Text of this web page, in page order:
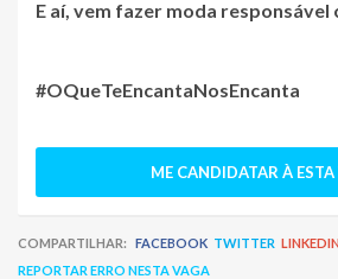
E aí, vem fazer moda responsável
#OQueTeEncantaNosEncanta
ME CANDIDATAR À
COMPARTILHAR: FACEBOOK TWITTER LINKEDIN
REPORTAR ERRO NESTA VAGA